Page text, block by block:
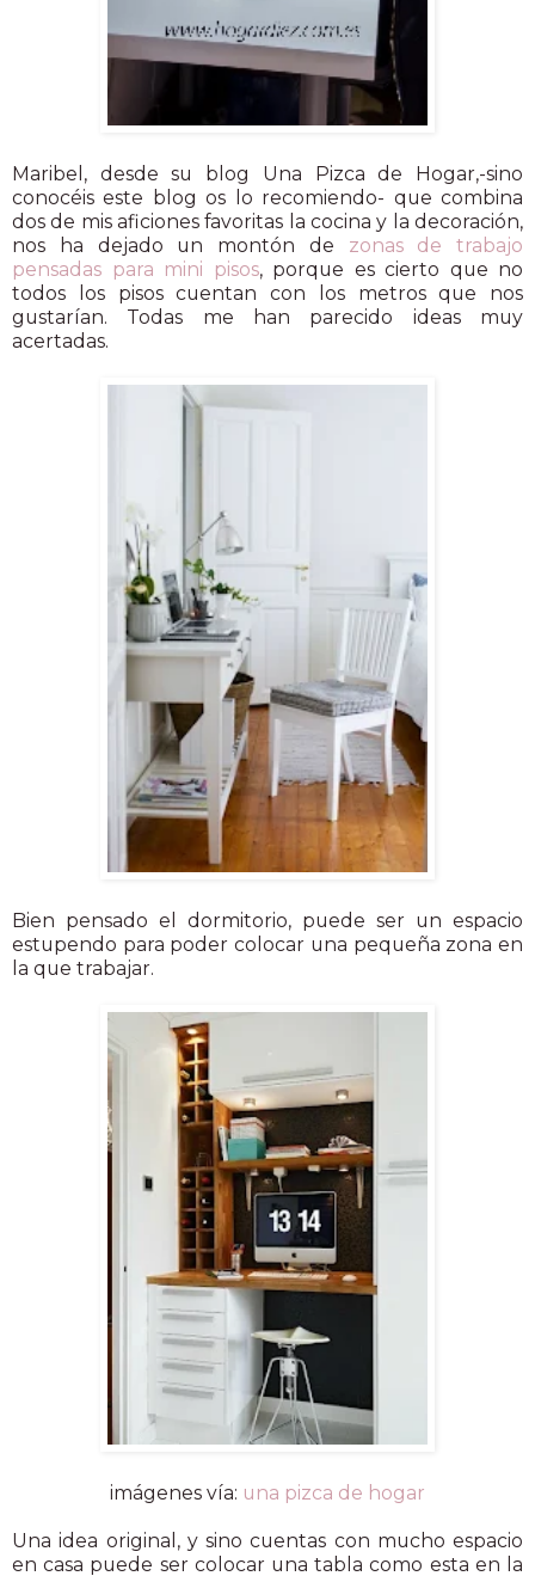
Maribel, desde su blog Una Pizca de Hogar,-sino
conocéis este blog os lo recomiendo- que combina
dos de mis aficiones favoritas la cocina y la decoración,
nos ha dejado un montón de zonas de trabajo
pensadas para mini pisos, porque es cierto que no
todos los pisos cuentan con los metros que nos
gustarían. Todas me han parecido ideas muy
acertadas.
Bien pensado el dormitorio, puede ser un espacio
estupendo para poder colocar una pequeña zona en
la que trabajar.
imágenes vía: una pizca de hogar
Una idea original, y sino cuentas con mucho espacio
en casa puede ser colocar una tabla como esta en la